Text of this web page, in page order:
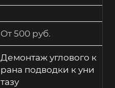
От 500 руб.
Демонтаж углового к
рана подводки к уни
тазу